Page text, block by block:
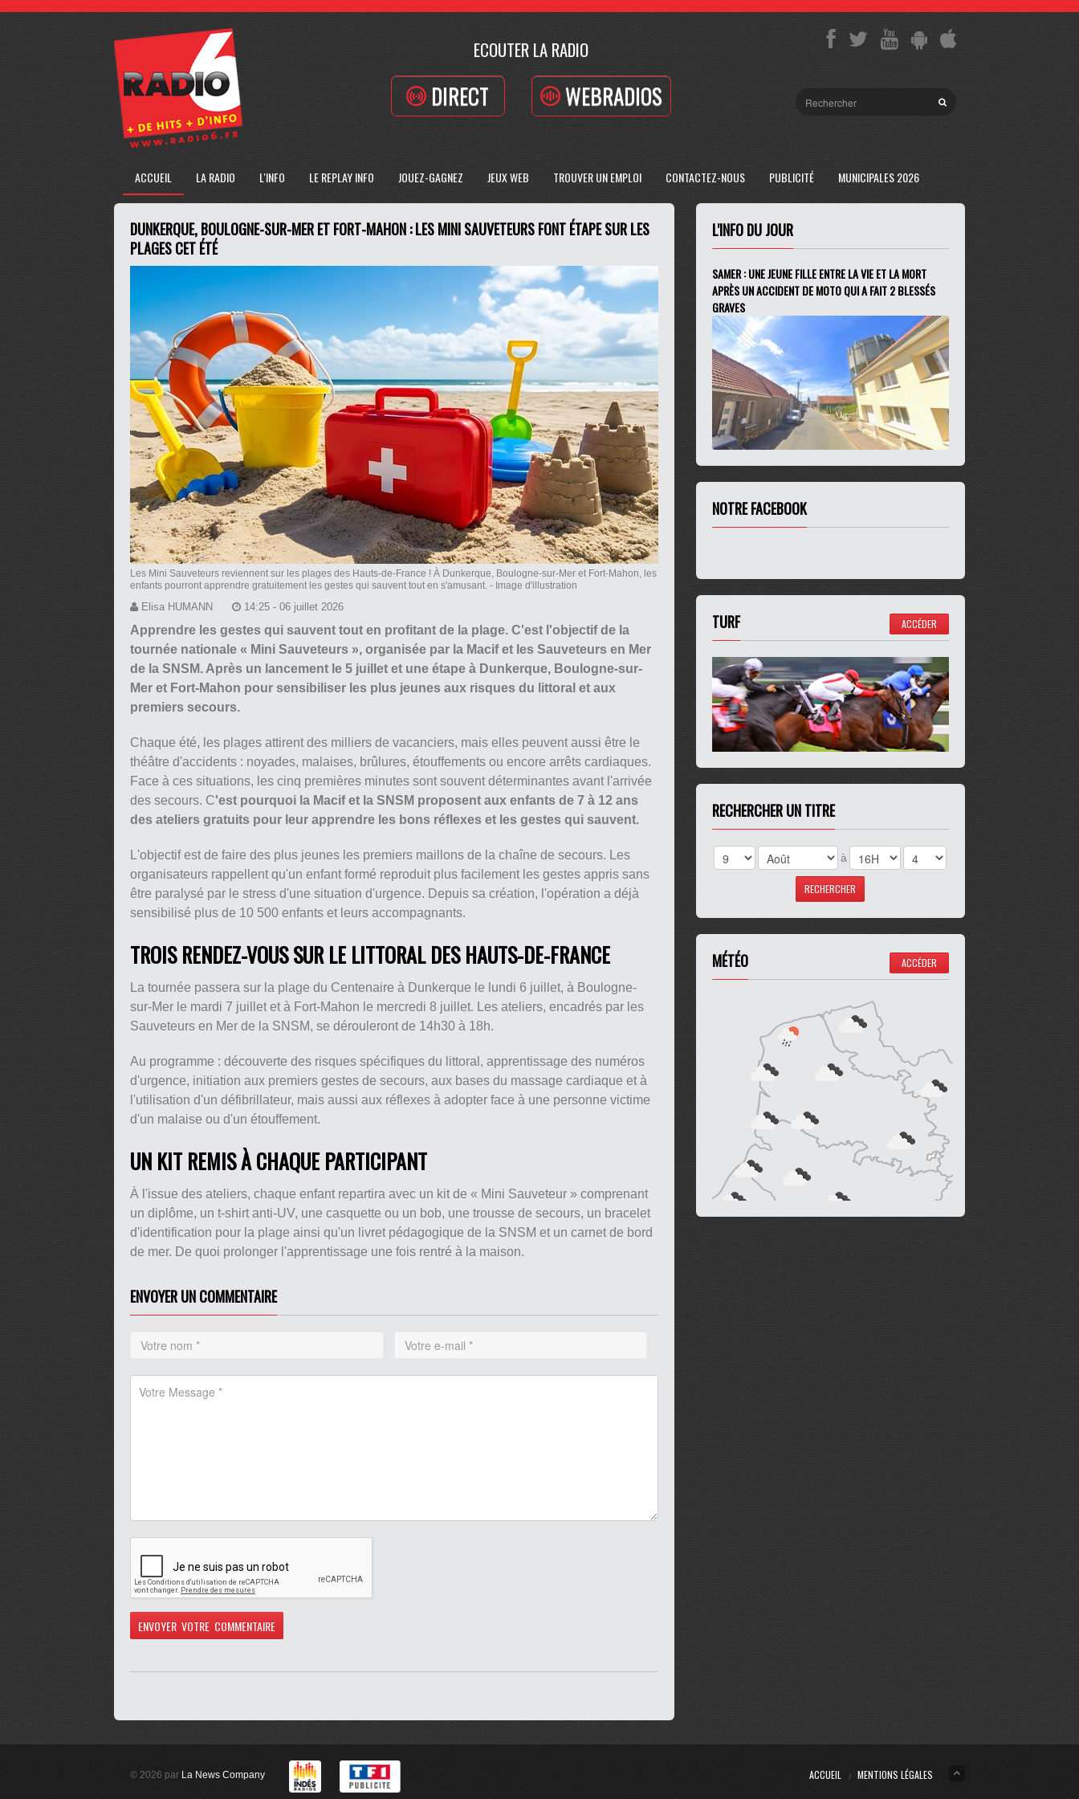
ECOUTER LA RADIO
DIRECT WEBRADIOS
ACCUEIL LA RADIO L'INFO LE REPLAY INFO JOUEZ-GAGNEZ JEUX WEB TROUVER UN EMPLOI CONTACTEZ-NOUS PUBLICITÉ MUNICIPALES 2026
DUNKERQUE, BOULOGNE-SUR-MER ET FORT-MAHON : LES MINI SAUVETEURS FONT ÉTAPE SUR LES
PLAGES CET ÉTÉ
Les Mini Sauveteurs reviennent sur les plages des Hauts-de-France ! À Dunkerque, Boulogne-sur-Mer et Fort-Mahon, les
enfants pourront apprendre gratuitement les gestes qui sauvent tout en s'amusant. - Image d'illustration
Elisa HUMANN 14:25 - 06 juillet 2026
Apprendre les gestes qui sauvent tout en profitant de la plage. C'est l'objectif de la
tournée nationale « Mini Sauveteurs », organisée par la Macif et les Sauveteurs en Mer
de la SNSM. Après un lancement le 5 juillet et une étape à Dunkerque, Boulogne-sur-
Mer et Fort-Mahon pour sensibiliser les plus jeunes aux risques du littoral et aux
premiers secours.
Chaque été, les plages attirent des milliers de vacanciers, mais elles peuvent aussi être le
théâtre d'accidents : noyades, malaises, brûlures, étouffements ou encore arrêts cardiaques.
Face à ces situations, les cinq premières minutes sont souvent déterminantes avant l'arrivée
des secours. C'est pourquoi la Macif et la SNSM proposent aux enfants de 7 à 12 ans
des ateliers gratuits pour leur apprendre les bons réflexes et les gestes qui sauvent.
L'objectif est de faire des plus jeunes les premiers maillons de la chaîne de secours. Les
organisateurs rappellent qu'un enfant formé reproduit plus facilement les gestes appris sans
être paralysé par le stress d'une situation d'urgence. Depuis sa création, l'opération a déjà
sensibilisé plus de 10 500 enfants et leurs accompagnants.
TROIS RENDEZ-VOUS SUR LE LITTORAL DES HAUTS-DE-FRANCE
La tournée passera sur la plage du Centenaire à Dunkerque le lundi 6 juillet, à Boulogne-
sur-Mer le mardi 7 juillet et à Fort-Mahon le mercredi 8 juillet. Les ateliers, encadrés par les
Sauveteurs en Mer de la SNSM, se dérouleront de 14h30 à 18h.
Au programme : découverte des risques spécifiques du littoral, apprentissage des numéros
d'urgence, initiation aux premiers gestes de secours, aux bases du massage cardiaque et à
l'utilisation d'un défibrillateur, mais aussi aux réflexes à adopter face à une personne victime
d'un malaise ou d'un étouffement.
UN KIT REMIS À CHAQUE PARTICIPANT
À l'issue des ateliers, chaque enfant repartira avec un kit de « Mini Sauveteur » comprenant
un diplôme, un t-shirt anti-UV, une casquette ou un bob, une trousse de secours, un bracelet
d'identification pour la plage ainsi qu'un livret pédagogique de la SNSM et un carnet de bord
de mer. De quoi prolonger l'apprentissage une fois rentré à la maison.
ENVOYER UN COMMENTAIRE
L'INFO DU JOUR
SAMER : UNE JEUNE FILLE ENTRE LA VIE ET LA MORT
APRÈS UN ACCIDENT DE MOTO QUI A FAIT 2 BLESSÉS
GRAVES
NOTRE FACEBOOK
TURF ACCÉDER
RECHERCHER UN TITRE
à
MÉTÉO ACCÉDER
© 2026 par La News Company ACCUEIL MENTIONS LÉGALES